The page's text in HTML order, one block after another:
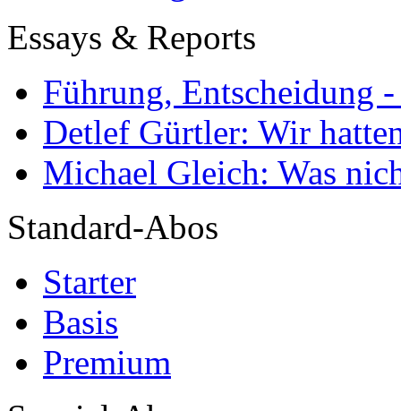
Essays & Reports
Führung, Entscheidung
Detlef Gürtler: Wir
Michael Gleich: Was
Standard-Abos
Starter
Basis
Premium